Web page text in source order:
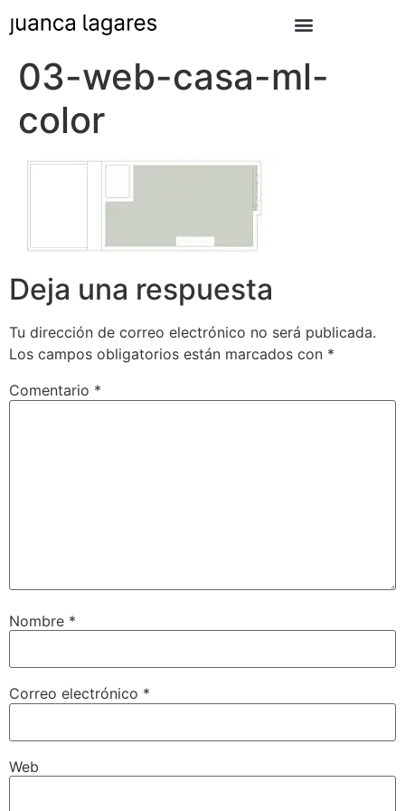
03-web-casa-ml-
color
Deja una respuesta
Tu dirección de correo electrónico no será publicada.
Los campos obligatorios están marcados con *
Comentario *
Nombre *
Correo electrónico *
Web